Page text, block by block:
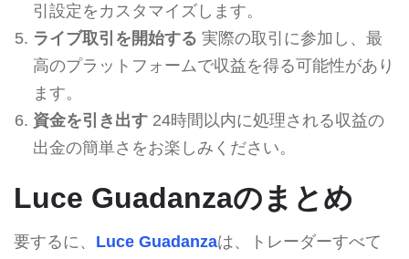
引設定をカスタマイズします。
ライブ取引を開始する 実際の取引に参加し、最
高のプラットフォームで収益を得る可能性があり
ます。
資金を引き出す24時間以内に処理される収益の
出金の簡単さをお楽しみください。
Luce Guadanzaのまとめ
要するに、 Luce Guadanzaは、トレーダーすべて